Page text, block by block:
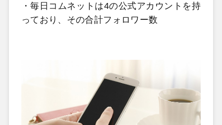
・毎日コムネットは4の公式アカウントを持
っており、その合計フォロワー数